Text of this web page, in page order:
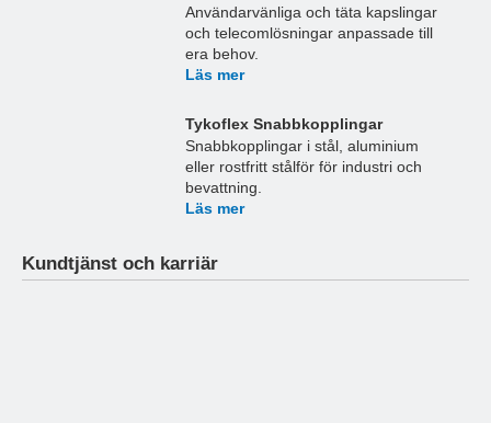
Användarvänliga och täta kapslingar
och telecomlösningar anpassade till
era behov.
Läs mer
Tykoflex Snabbkopplingar
Snabbkopplingar i stål, aluminium
eller rostfritt stålför för industri och
bevattning.
Läs mer
Kundtjänst och karriär